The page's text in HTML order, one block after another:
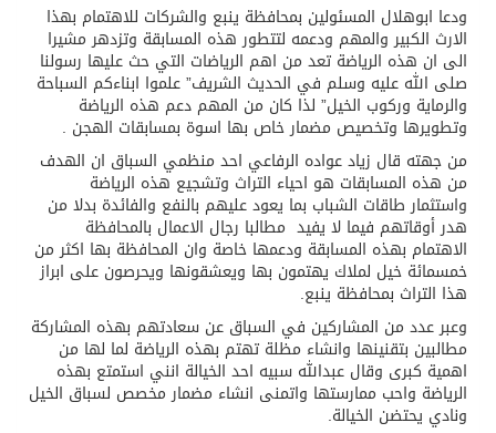
ودعا ابوهلال المسئولين بمحافظة ينبع والشركات للاهتمام بهذا
الارث الكبير والمهم ودعمه لتتطور هذه المسابقة وتزدهر مشيرا
الى ان هذه الرياضة تعد من اهم الرياضات التي حث عليها رسولنا
صلى الله عليه وسلم في الحديث الشريف” علموا ابناءكم السباحة
والرماية وركوب الخيل” لذا كان من المهم دعم هذه الرياضة
وتطويرها وتخصيص مضمار خاص بها اسوة بمسابقات الهجن .
من جهته قال زياد عواده الرفاعي احد منظمي السباق ان الهدف
من هذه المسابقات هو احياء التراث وتشجيع هذه الرياضة
واستثمار طاقات الشباب بما يعود عليهم بالنفع والفائدة بدلا من
هدر أوقاتهم فيما لا يفيد مطالبا رجال الاعمال بالمحافظة
الاهتمام بهذه المسابقة ودعمها خاصة وان المحافظة بها اكثر من
خمسمائة خيل لملاك يهتمون بها ويعشقونها ويحرصون على ابراز
هذا التراث بمحافظة ينبع.
وعبر عدد من المشاركين في السباق عن سعادتهم بهذه المشاركة
مطالبين بتقنينها وانشاء مظلة تهتم بهذه الرياضة لما لها من
اهمية كبرى وقال عبدالله سبيه احد الخيالة انني استمتع بهذه
الرياضة واحب ممارستها واتمنى انشاء مضمار مخصص لسباق الخيل
ونادي يحتضن الخيالة.